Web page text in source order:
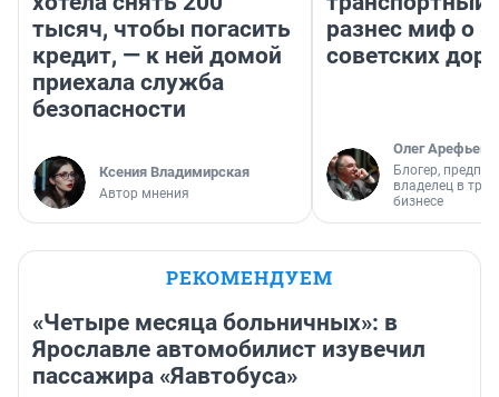
тысяч, чтобы погасить
кредит, — к ней домой
приехала служба
безопасности
Ксения Владимирская
Автор мнения
разнес миф о
советских
Олег Арефьев
Блогер,
владелец в
бизнесе
РЕКОМЕНДУЕМ
«Четыре месяца больничных»: в
Ярославле автомобилист изувечил
пассажира «Яавтобуса»